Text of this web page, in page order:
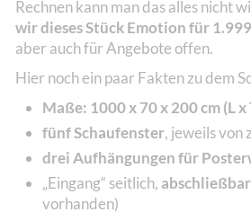
Rechnen kann man das alles nicht
wir dieses Stück Emotion für
aber auch für Angebote offen.
Hier noch ein paar Fakten zu dem
Maße: 1000 x 70 x 200 cm (L x
fünf Schaufenster, jeweils von
drei Aufhängungen für
„Eingang“ seitlich, abschließbar
vorhanden)